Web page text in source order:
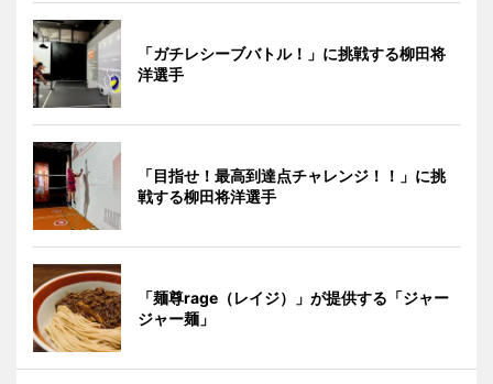
「ガチレシーブバトル！」に挑戦する柳田将
洋選手
「目指せ！最高到達点チャレンジ！！」に挑
戦する柳田将洋選手
「麺尊rage（レイジ）」が提供する「ジャー
ジャー麺」